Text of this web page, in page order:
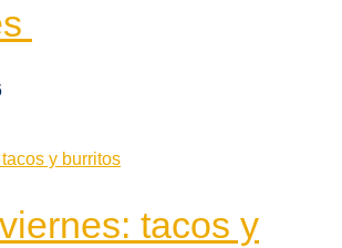
tacos y